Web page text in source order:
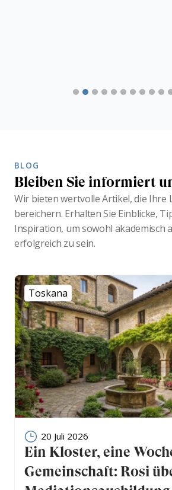
BLOG
Bleiben Sie informiert
Wir bieten wertvolle Artikel, die
bereichern. Erhalten Sie Einblicke,
Inspiration, um sowohl akademisch
erfolgreich zu sein.
Toskana
20 Juli 2026
Ein Kloster, eine
Gemeinschaft: Rosi